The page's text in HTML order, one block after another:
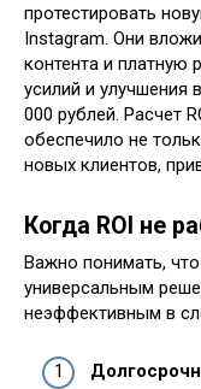
протестировать
Instagram. Они
контента и платную
усилий и улучшения
000 рублей. Расчет
обеспечило не
новых клиентов,
Когда ROI не
Важно понимать, что
универсальным
неэффективным в